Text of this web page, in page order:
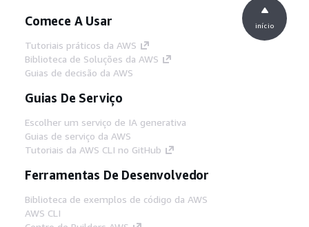
Comece A Usar
Tutoriais práticos da AWS
Biblioteca de Soluções da AWS
Guias de decisão da AWS
Guias De Serviço
Escolher um serviço de IA generativa
Guias de serviço da AWS
Tutoriais da AWS CLI no GitHub
Ferramentas De Desenvolvedor
Biblioteca de exemplos de código da AWS
AWS CLI
início